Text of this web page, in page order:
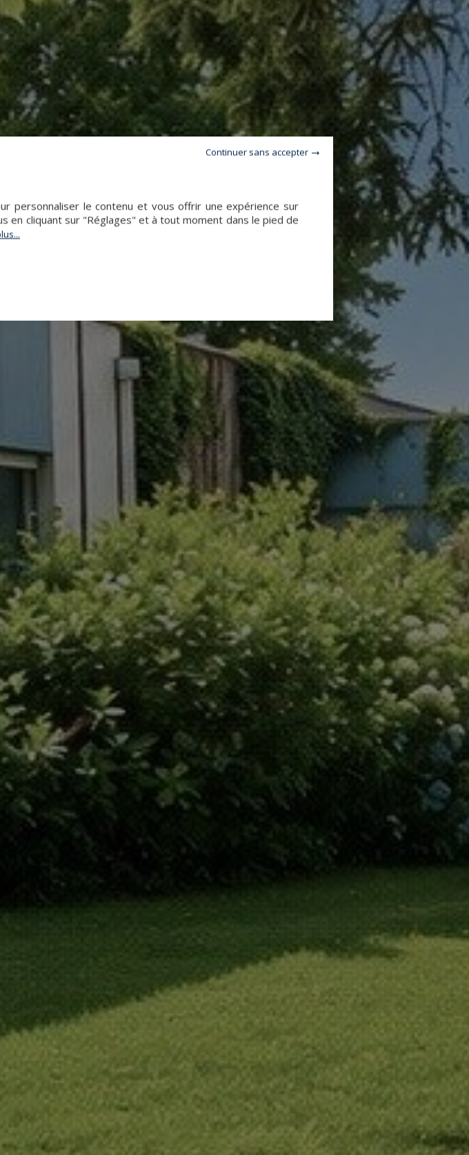
personnaliser le contenu et vous offrir une expérience sur
en cliquant sur "Réglages" et à tout moment dans le pied de
Continuer sans accepter